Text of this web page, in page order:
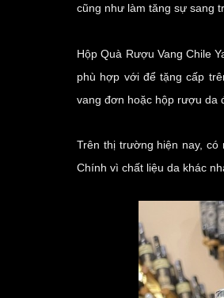
cũng như làm tăng sự sang
Hộp Quà Rượu Vang Chile
phù hợp với để tặng cấp
vang đơn hoặc hộp rượu da
Trên thị trường hiện nay, có
Chính vì chất liệu da khác